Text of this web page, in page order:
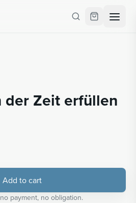
der Zeit erfüllen
Add to cart
payment, no obligation.